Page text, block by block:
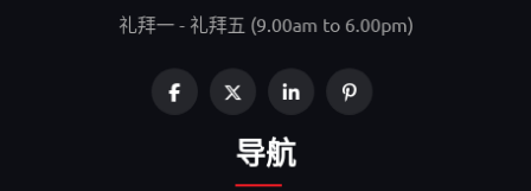
礼拜一 - 礼拜五 (9.00am to 6.00pm)
导航